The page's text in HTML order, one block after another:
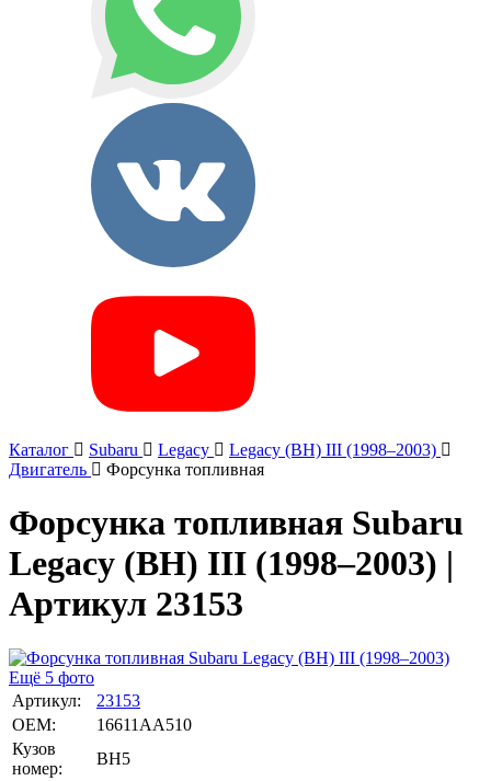
Каталог Subaru Legacy
Legacy (BH) III (1998–2003)
Двигатель
Форсунка топливная
Форсунка топливная Subaru
Legacy (BH) III (1998–2003) |
Артикул 23153
Ещё 5 фото
Артикул:
23153
OEM:
16611AA510
Кузов
номер:
BH5